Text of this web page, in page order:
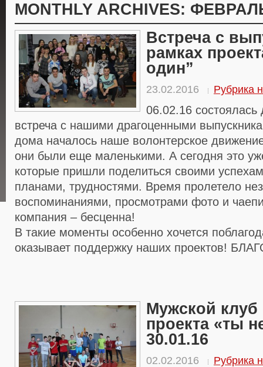
MONTHLY ARCHIVES:
Встреча с
рамках
один”
23.02.2016 Рубрика
06.02.16 состоялась
встреча с нашими драгоценными
дома началось наше волонтерское
они были еще маленькими. А сегодня это
которые пришли поделиться своими
планами, трудностями. Время пролетело
воспоминаниями, просмотрами фото и
компания – бесценна!
В такие моменты особенно хочется
оказывает поддержку наших проектов!
Мужской клуб
проекта «ты
30.01.16
02.02.2016 Рубрика